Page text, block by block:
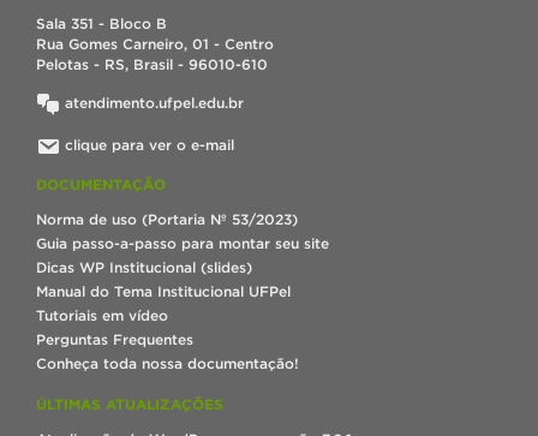
Sala 351 - Bloco B
Rua Gomes Carneiro, 01 - Centro
Pelotas - RS, Brasil - 96010-610
atendimento.ufpel.edu.br
clique para ver o e-mail
DOCUMENTAÇÃO
Norma de uso (Portaria Nº 53/2023)
Guia passo-a-passo para montar seu site
Dicas WP Institucional (slides)
Manual do Tema Institucional UFPel
Tutoriais em vídeo
Perguntas Frequentes
Conheça toda nossa documentação!
ÚLTIMAS ATUALIZAÇÕES